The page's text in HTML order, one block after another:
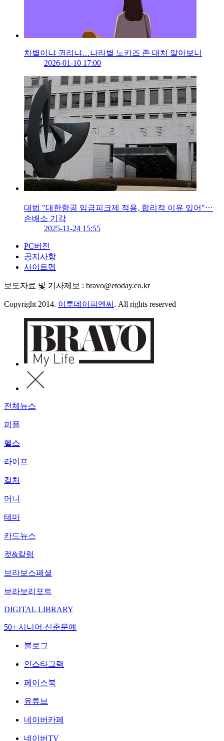
차별이냐 권리냐…나라별 노키즈 존 대처 알아보니
2026-01-10 17:00
대법 "대한항공 임금피크제 적용, 합리적 이유 있어"⋯
손배소 기각
2025-11-24 15:55
PC버전
공지사항
사이트맵
보도자료 및 기사제보 : bravo@etoday.co.kr
Copyright 2014. 이투데이피엔씨 . All rights reserved
전체뉴스
피플
헬스
라이프
컬처
머니
테마
카드뉴스
컷&칼럼
브라보스페셜
브라보리포트
DIGITAL LIBRARY
50+ 시니어 신춘문예
블로그
인스타그램
페이스북
유튜브
네이버카페
네이버TV